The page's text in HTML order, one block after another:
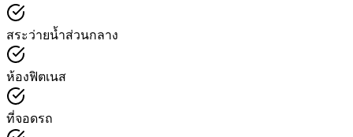
สระว่ายน้ำส่วนกลาง
ห้องฟิตเนส
ที่จอดรถ